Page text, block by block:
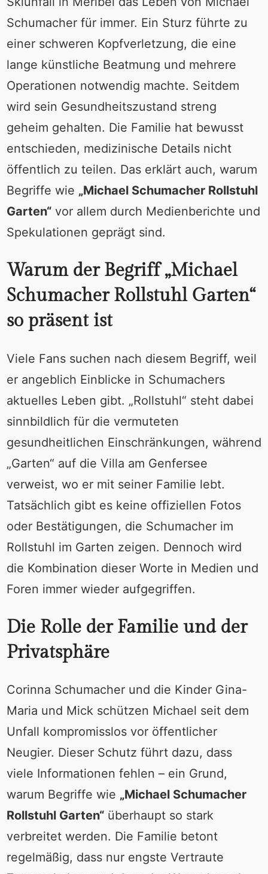
Schumacher für immer. Ein Sturz führte zu
einer schweren Kopfverletzung, die eine
lange künstliche Beatmung und mehrere
Operationen notwendig machte. Seitdem
wird sein Gesundheitszustand streng
geheim gehalten. Die Familie hat bewusst
entschieden, medizinische Details nicht
öffentlich zu teilen. Das erklärt auch, warum
Begriffe wie „Michael Schumacher Rollstuhl
Garten“vor allem durch Medienberichte und
Spekulationen geprägt sind.
Warum der Begriff „Michael
Schumacher Rollstuhl Garten“
so präsent ist
Viele Fans suchen nach diesem Begriff, weil
er angeblich Einblicke in Schumachers
aktuelles Leben gibt. „Rollstuhl“ steht dabei
sinnbildlich für die vermuteten
gesundheitlichen Einschränkungen, während
„Garten“ auf die Villa am Genfersee
verweist, wo er mit seiner Familie lebt.
Tatsächlich gibt es keine offiziellen Fotos
oder Bestätigungen, die Schumacher im
Rollstuhl im Garten zeigen. Dennoch wird
die Kombination dieser Worte in Medien und
Foren immer wieder aufgegriffen.
Die Rolle der Familie und der
Privatsphäre
Corinna Schumacher und die Kinder Gina-
Maria und Mick schützen Michael seit dem
Unfall kompromisslos vor öffentlicher
Neugier. Dieser Schutz führt dazu, dass
viele Informationen fehlen – ein Grund,
warum Begriffe wie „Michael Schumacher
Rollstuhl Garten“überhaupt so stark
verbreitet werden. Die Familie betont
regelmäßig, dass nur engste Vertraute